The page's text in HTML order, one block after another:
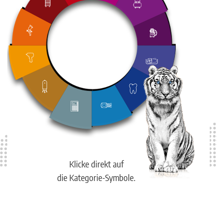
Klicke direkt auf
die Kategorie-Symbole.